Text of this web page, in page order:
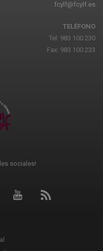
fcylf@fcylf.es
TELÉFONO
Tel: 983 100 230
Fax: 983 100 233
sociales!